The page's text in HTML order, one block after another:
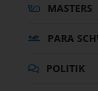
MASTERS
PARA
POLITIK